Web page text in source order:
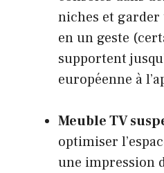
niches et
en un geste
supportent
européenne à
Meuble TV
optimiser
une impression